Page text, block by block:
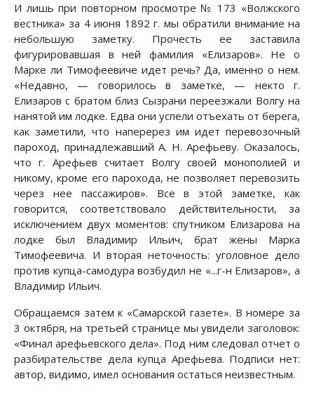
И лишь при повторном просмотре № 173 «Волжского
вестника» за 4 июня 1892 г. мы обратили внимание на
небольшую заметку. Прочесть ее заставила
фигурировавшая в ней фамилия «Елизаров». Не о
Марке ли Тимофеевиче идет речь? Да, именно о нем.
«Недавно, — говорилось в заметке, — некто г.
Елизаров с братом близ Сызрани переезжали Волгу на
нанятой им лодке. Едва они успели отъехать от берега,
как заметили, что наперерез им идет перевозочный
пароход, принадлежавший А. Н. Арефьеву. Оказалось,
что г. Арефьев считает Волгу своей монополией и
никому, кроме его парохода, не позволяет перевозить
через нее пассажиров». Все в этой заметке, как
говорится, соответствовало действительности, за
исключением двух моментов: спутником Елизарова на
лодке был Владимир Ильич, брат жены Марка
Тимофеевича. И вторая неточность: уголовное дело
против купца-самодура возбудил не «...г-н Елизаров», а
Владимир Ильич.
Обращаемся затем к «Самарской газете». В номере за
3 октября, на третьей странице мы увидели заголовок:
«Финал арефьевского дела». Под ним следовал отчет о
разбирательстве дела купца Арефьева. Подписи нет:
автор, видимо, имел основания остаться неизвестным.